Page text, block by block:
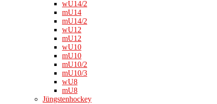
wU14/2
mU14
mU14/2
wU12
mU12
wU10
mU10
mU10/2
mU10/3
wU8
mU8
Jüngstenhockey